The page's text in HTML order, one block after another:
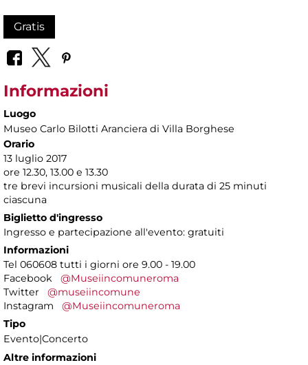
Gratis
Informazioni
Luogo
Museo Carlo Bilotti Aranciera di Villa Borghese
Orario
13 luglio 2017
ore 12.30, 13.00 e 13.30
tre brevi incursioni musicali della durata di 25 minuti
ciascuna
Biglietto d'ingresso
Ingresso e partecipazione all'evento: gratuiti
Informazioni
Tel 060608 tutti i giorni ore 9.00 - 19.00
Facebook @Museiincomuneroma
Twitter @museiincomune
Instagram @Museiincomuneroma
Tipo
Evento|Concerto
Altre informazioni